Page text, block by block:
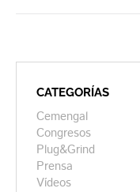
CATEGORÍAS
Cemengal
Congresos
Plug&Grind
Prensa
Vídeos